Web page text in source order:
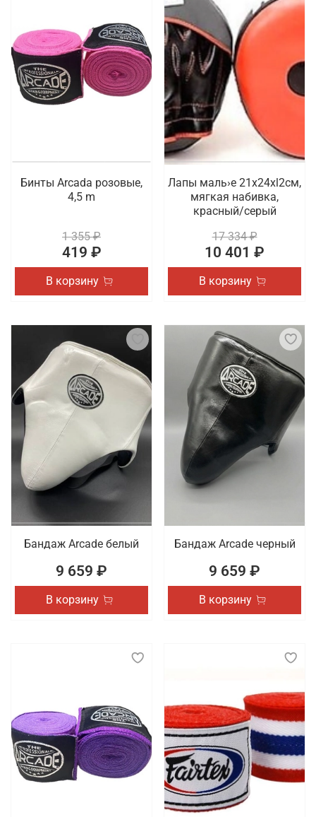
Бинты Arcada розовые,
4,5 m
1 355 ₽
419 ₽
В корзину
Лапы маль›е 21x24xl2cм,
мягкая набивка,
красный/серый
17 334 ₽
10 401 ₽
В корзину
Бандаж Arcade белый
9 659 ₽
В корзину
Бандаж Arcade черный
9 659 ₽
В корзину